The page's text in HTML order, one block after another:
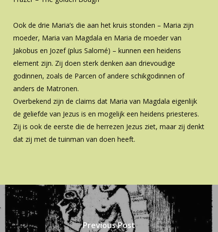
Ook de drie Maria’s die aan het kruis stonden – Maria zijn
moeder, Maria van Magdala en Maria de moeder van
Jakobus en Jozef (plus Salomé) – kunnen een heidens
element zijn. Zij doen sterk denken aan drievoudige
godinnen, zoals de Parcen of andere schikgodinnen of
anders de Matronen.
Overbekend zijn de claims dat Maria van Magdala eigenlijk
de geliefde van Jezus is en mogelijk een heidens priesteres.
Zij is ook de eerste die de herrezen Jezus ziet, maar zij denkt
dat zij met de tuinman van doen heeft.
Previous Post